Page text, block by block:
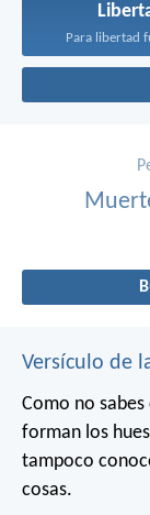
Para libertad
Versículo de
Como no
forman los
tampoco
cosas.